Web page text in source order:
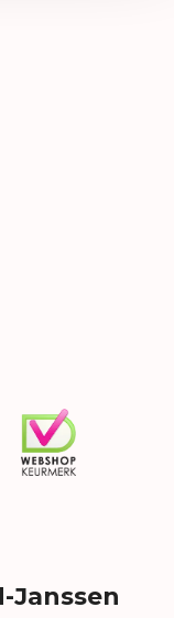
Janssen